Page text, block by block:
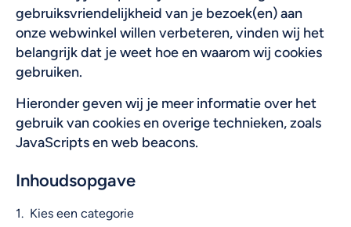
gebruiksvriendelijkheid van je bezoek(en) aan
onze webwinkel willen verbeteren, vinden wij het
belangrijk dat je weet hoe en waarom wij cookies
gebruiken.
Hieronder geven wij je meer informatie over het
gebruik van cookies en overige technieken, zoals
JavaScripts en web beacons.
Inhoudsopgave
Kies een categorie